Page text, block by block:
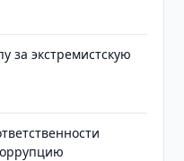
за экстремистскую